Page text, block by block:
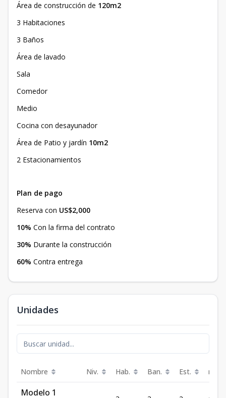
Área de construcción de 120m2
3 Habitaciones
3 Baños
Área de lavado
Sala
Comedor
Medio
Cocina con desayunador
Área de Patio y jardín 10m2
2 Estacionamientos
Plan de pago
Reserva con US$2,000
10% Con la firma del contrato
30% Durante la construcción
60% Contra entrega
Unidades
Nombre Niv. Hab. Ban. Est. m²
Modelo 1